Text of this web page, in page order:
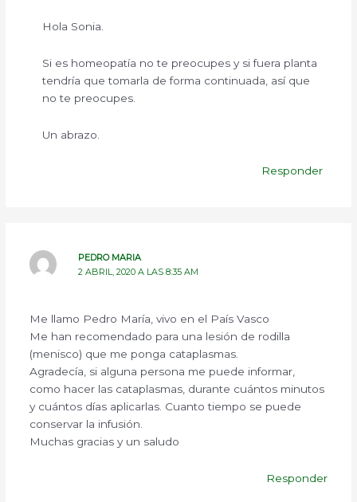
Hola Sonia.
Si es homeopatía no te preocupes y si fuera planta
tendría que tomarla de forma continuada, así que
no te preocupes.
Un abrazo.
Responder
PEDRO MARIA
2 ABRIL, 2020 A LAS 8:35 AM
Me llamo Pedro María, vivo en el País Vasco
Me han recomendado para una lesión de rodilla
(menisco) que me ponga cataplasmas.
Agradecía, si alguna persona me puede informar,
como hacer las cataplasmas, durante cuántos minutos
y cuántos días aplicarlas. Cuanto tiempo se puede
conservar la infusión.
Muchas gracias y un saludo
Responder